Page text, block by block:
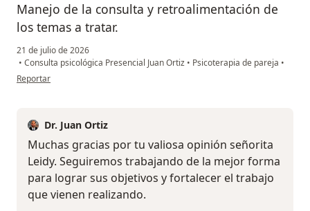
Manejo de la consulta y retroalimentación de
los temas a tratar.
21 de julio de 2026
• Consulta psicológica Presencial Juan Ortiz • Psicoterapia de pareja •
en opinión del usuario Leidy
Reportar
Dr. Juan Ortiz
Muchas gracias por tu valiosa opinión señorita
Leidy. Seguiremos trabajando de la mejor forma
para lograr sus objetivos y fortalecer el trabajo
que vienen realizando.